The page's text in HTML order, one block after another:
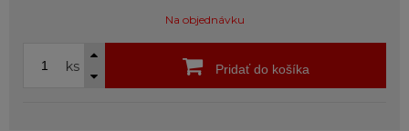
Na objednávku
ks Pridať do košíka